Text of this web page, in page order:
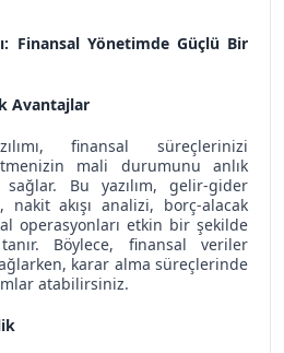
Finansal Yönetimde Güçlü Bir
Avantajlar
finansal süreçlerinizi
mali durumunu anlık
Bu yazılım, gelir-gider
akışı analizi, borç-alacak
operasyonları etkin bir şekilde
Böylece, finansal veriler
karar alma süreçlerinde
atabilirsiniz.